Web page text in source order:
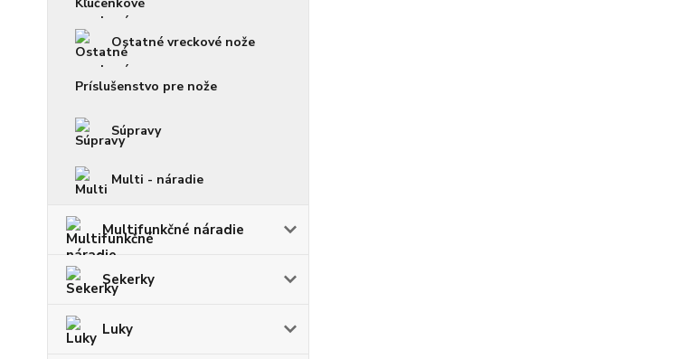
Ostatné vreckové nože
Príslušenstvo pre nože
Súpravy
Multi - náradie
Multifunkčné náradie
Sekerky
Luky